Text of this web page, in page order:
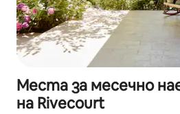
Места за месечно
на Rivecourt